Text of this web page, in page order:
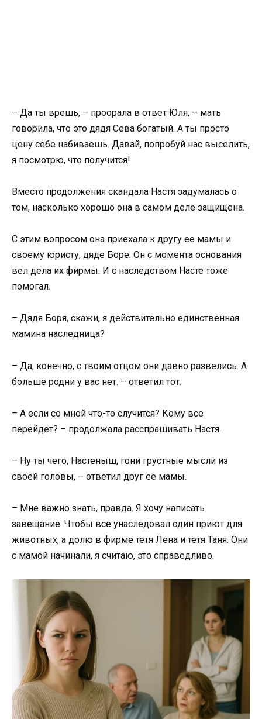
– Да ты врешь, – проорала в ответ Юля, – мать
говорила, что это дядя Сева богатый. А ты просто
цену себе набиваешь. Давай, попробуй нас выселить,
я посмотрю, что получится!
Вместо продолжения скандала Настя задумалась о
том, насколько хорошо она в самом деле защищена.
С этим вопросом она приехала к другу ее мамы и
своему юристу, дяде Боре. Он с момента основания
вел дела их фирмы. И с наследством Насте тоже
помогал.
– Дядя Боря, скажи, я действительно единственная
мамина наследница?
– Да, конечно, с твоим отцом они давно развелись. А
больше родни у вас нет. – ответил тот.
– А если со мной что-то случится? Кому все
перейдет? – продолжала расспрашивать Настя.
– Ну ты чего, Настеныш, гони грустные мысли из
своей головы, – ответил друг ее мамы.
– Мне важно знать, правда. Я хочу написать
завещание. Чтобы все унаследовал один приют для
животных, а долю в фирме тетя Лена и тетя Таня. Они
с мамой начинали, я считаю, это справедливо.